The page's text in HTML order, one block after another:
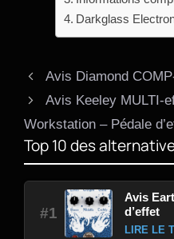
Darkglass
Avis Diamond
Avis Keeley MULTI-
Workstation – Pédale
Top 10 des
#1
Avis
d’effet
LIRE LE